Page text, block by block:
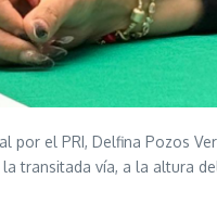
el PRI, Delfina Pozos
transitada vía, a la altura